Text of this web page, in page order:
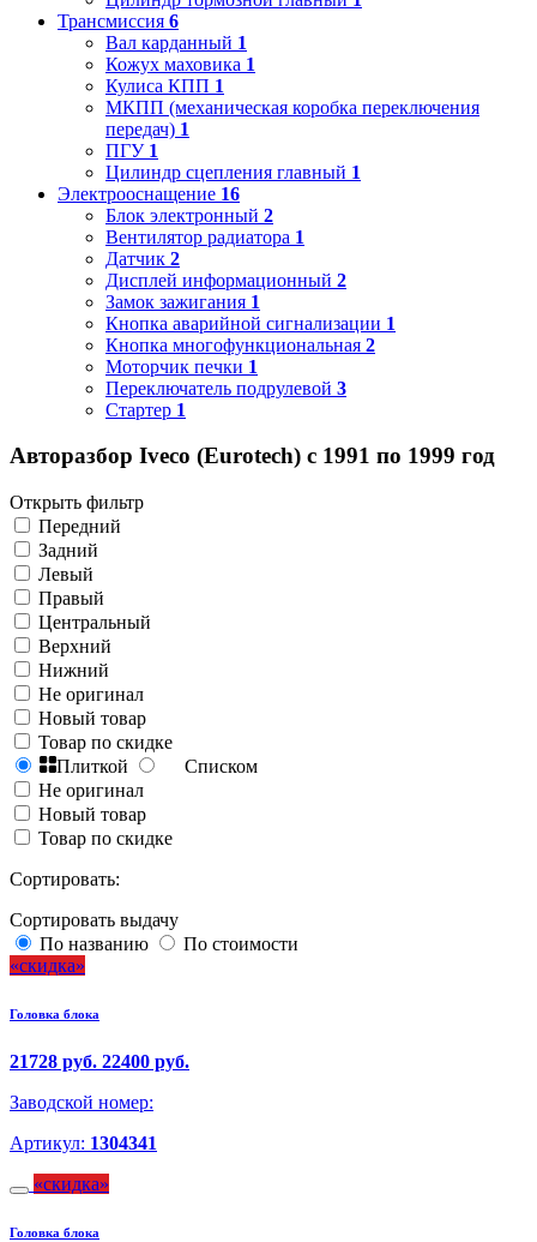
Трансмиссия 6
Вал карданный 1
Кожух маховика 1
Кулиса КПП 1
МКПП (механическая коробка переключения
передач) 1
ПГУ 1
Цилиндр сцепления главный 1
Электрооснащение 16
Блок электронный 2
Вентилятор радиатора 1
Датчик 2
Дисплей информационный 2
Замок зажигания 1
Кнопка аварийной сигнализации 1
Кнопка многофункциональная 2
Моторчик печки 1
Переключатель подрулевой 3
Стартер 1
Авторазбор Iveco (Eurotech) с 1991 по 1999 год
Открыть фильтр
Передний
Задний
Левый
Правый
Центральный
Верхний
Нижний
Не оригинал
Новый товар
Товар по скидке
Плиткой
Списком
Не оригинал
Новый товар
Товар по скидке
Сортировать:
Сортировать выдачу
По названию
По стоимости
скидка
Головка блока
21728 руб. 22400 руб.
Заводской номер:
Артикул: 1304341
скидка
Головка блока